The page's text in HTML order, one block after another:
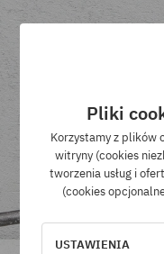
Pliki
Korzystamy z plików
witryny (cookies
tworzenia usług i
(cookies
USTAWIENIA